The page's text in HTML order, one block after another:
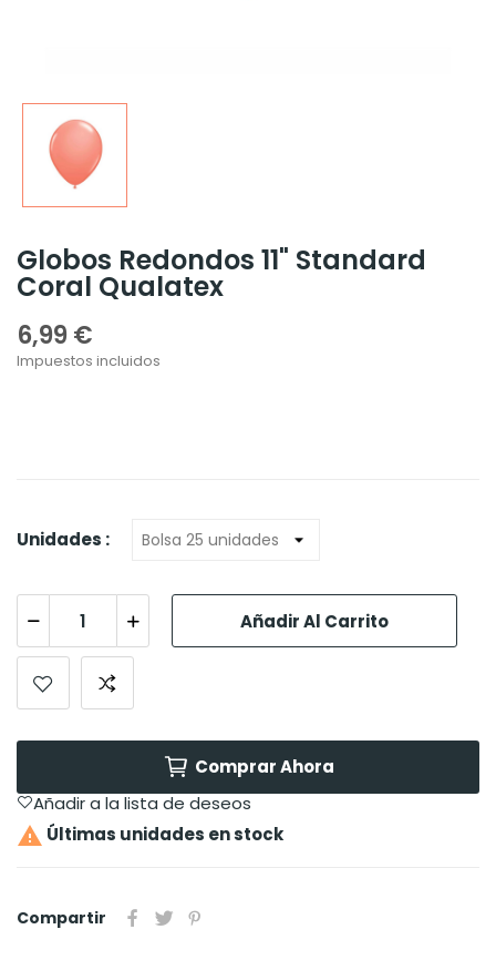
Globos Redondos 11" Standard
Coral Qualatex
6,99 €
Impuestos incluidos
Unidades :
Añadir Al Carrito
Comprar Ahora
Añadir a la lista de deseos
 Últimas unidades en stock
Compartir